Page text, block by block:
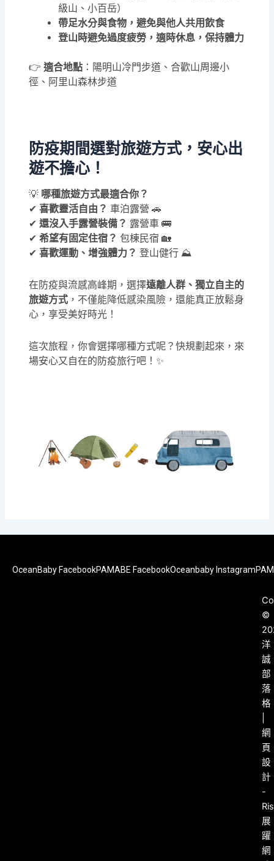
級山、小百岳）
帶足水分與食物，避免與他人共用飲食
登山時避免過度疲勞，適時休息，保持體力
👉適合地點 ：陽明山冷門步道、合歡山周邊小
徑、阿里山森林步道
防疫期間選對旅遊方式，安心出
遊不擔心！
💡 哪種旅遊方式最適合你？
✔喜歡靈活自由？ 車泊露營 🚗
✔還沒入手露營裝備？ 露營車 🚌
✔希望有固定住宿？ 包棟民宿 🏡
✔喜歡運動、增強體力？ 登山健行 ⛰️
在防疫與流感高峰期，選擇遠離人群、獨立自主的
旅遊方式 ，不僅能降低感染風險，還能真正放鬆身
心，享受美好時光！
這次旅程，你會選擇哪種方式呢？快規劃起來，來
場安心又自在的防疫旅行吧！✨
OceanBaby FacebookPAMABE FacebookOceanbaby Instagram
©
洋
誠
部
落
格
網
頁
設
計
-
展
躍
網